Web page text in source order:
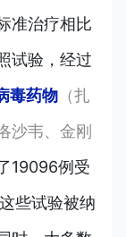
准治疗相比
试验，经过
毒药物 （扎
沙韦、金刚
19096例受
些试验被纳